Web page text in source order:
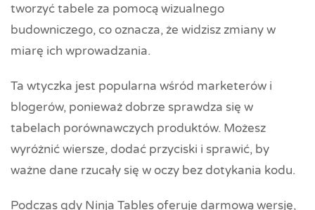
tworzyć tabele za pomocą wizualnego
budowniczego, co oznacza, że widzisz zmiany w
miarę ich wprowadzania.
Ta wtyczka jest popularna wśród marketerów i
blogerów, ponieważ dobrze sprawdza się w
tabelach porównawczych produktów. Możesz
wyróżnić wiersze, dodać przyciski i sprawić, by
ważne dane rzucały się w oczy bez dotykania kodu.
Podczas gdy Ninja Tables oferuje darmową wersję,